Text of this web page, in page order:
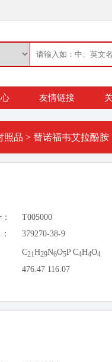
友情链接
照品 > 替诺福韦艾拉酚胺
T005000
379270-38-9
C21H29N6O5P.C4H4O4
476.47 116.07